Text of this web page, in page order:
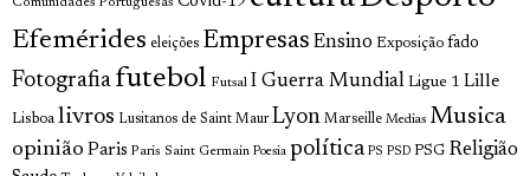
Efemérides eleições Empresas Ensino Exposição fado
Fotografia futebol Futsal I Guerra Mundial Ligue 1 Lille
Lisboa livros Lusitanos de Saint Maur Lyon Marseille Medias Musica
opinião Paris Paris Saint Germain Poesia política PS PSD PSG Religião